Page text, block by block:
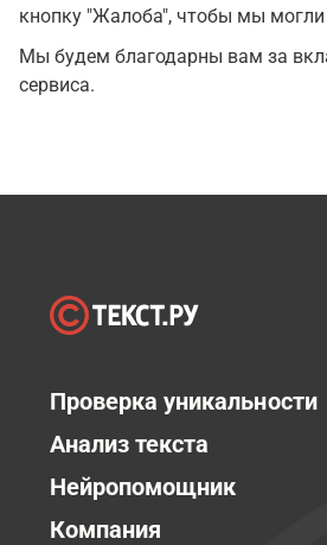
кнопку "Жалоба", чтобы мы могли
Мы будем благодарны вам за
сервиса.
Проверка уникальности
Анализ текста
Нейропомощник
Компания